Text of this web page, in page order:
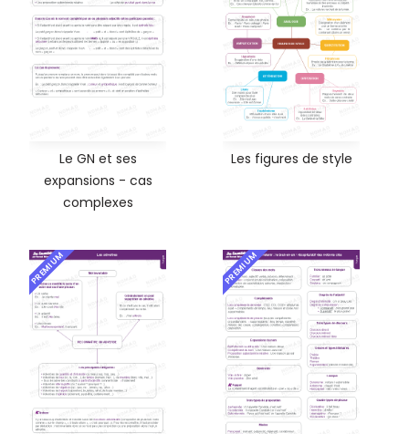
Le GN et ses
expansions - cas
complexes
Les figures de style
PREMIUM PREMIUM